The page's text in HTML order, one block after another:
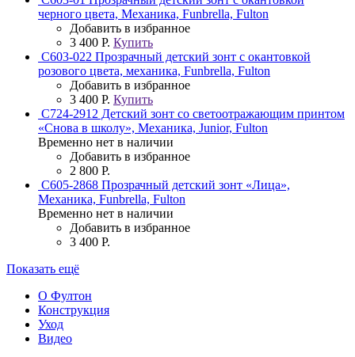
черного цвета, Механика, Funbrella, Fulton
Добавить в избранное
3 400 Р. Купить
C603-022 Прозрачный детский зонт с окантовкой
розового цвета, механика, Funbrella, Fulton
Добавить в избранное
3 400 Р. Купить
C724-2912 Детский зонт со светоотражающим принтом
«Снова в школу», Механика, Junior, Fulton
Временно нет в наличии
Добавить в избранное
2 800 Р.
C605-2868 Прозрачный детский зонт «Лица»,
Механика, Funbrella, Fulton
Временно нет в наличии
Добавить в избранное
3 400 Р.
Показать ещё
О Фултон
Конструкция
Уход
Видео